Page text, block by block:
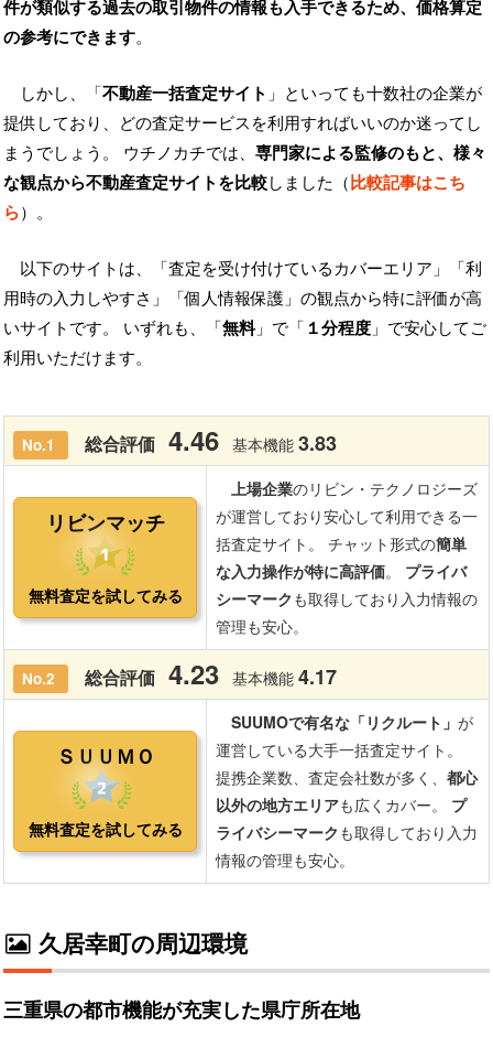
件が類似する過去の取引物件の情報も入手できるため、価格算定
の参考にできます。
しかし、「不動産一括査定サイト 」といっても十数社の企業が
提供しており、どの査定サービスを利用すればいいのか迷ってし
まうでしょう。 ウチノカチでは、 専門家による監修のもと、様々
な観点から不動産査定サイトを比較しました（比較記事はこち
ら）。
以下のサイトは、「査定を受け付けているカバーエリア」「利
用時の入力しやすさ」「個人情報保護」の観点から特に評価が高
いサイトです。 いずれも、「無料」で「 １分程度 」で安心してご
利用いただけます。
久居幸町の周辺環境
三重県の都市機能が充実した県庁所在地